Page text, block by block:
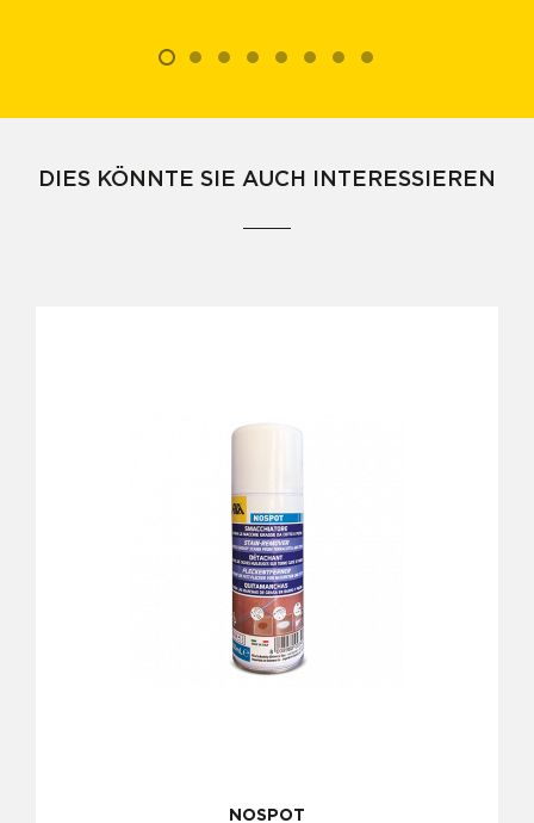
DIES KÖNNTE SIE AUCH INTERESSIEREN
NOSPOT